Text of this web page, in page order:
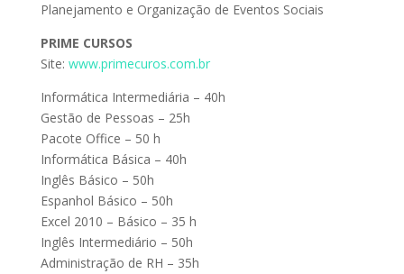
Planejamento e Organização de Eventos Sociais
PRIME CURSOS
Site: www.primecuros.com.br
Informática Intermediária – 40h
Gestão de Pessoas – 25h
Pacote Office – 50 h
Informática Básica – 40h
Inglês Básico – 50h
Espanhol Básico – 50h
Excel 2010 – Básico – 35 h
Inglês Intermediário – 50h
Administração de RH – 35h